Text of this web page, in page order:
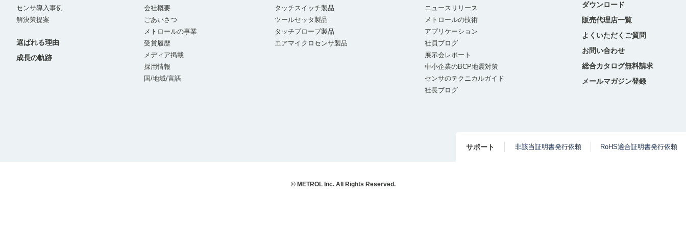
センサ導入事例
解決策提案
選ばれる理由
成長の軌跡
会社概要
ごあいさつ
メトロールの事業
受賞履歴
メディア掲載
採用情報
国/地域/言語
タッチスイッチ製品
ツールセッタ製品
タッチプローブ製品
エアマイクロセンサ製品
ニュースリリース
メトロールの技術
アプリケーション
社員ブログ
展示会レポート
中小企業のBCP地震対策
センサのテクニカルガイド
社長ブログ
ダウンロード
販売代理店一覧
よくいただくご質問
お問い合わせ
総合カタログ無料請求
メールマガジン登録
サポート 非該当証明書発行依頼 RoHS適合証明書発行依頼
© METROL Inc. All Rights Reserved.